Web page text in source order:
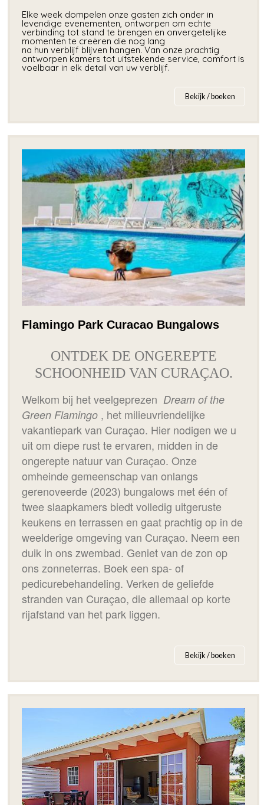
Elke week dompelen onze gasten zich onder in
levendige evenementen, ontworpen om echte
verbinding tot stand te brengen en onvergetelijke
momenten te creëren die nog lang
na hun verblijf blijven hangen. Van onze prachtig
ontworpen kamers tot uitstekende service, comfort is
voelbaar in elk detail van uw verblijf.
Bekijk / boeken
Flamingo Park Curacao Bungalows
ONTDEK DE ONGEREPTE
SCHOONHEID VAN CURAÇAO.
Welkom bij het veelgeprezenDream of the
Green Flamingo , het milieuvriendelijke
vakantiepark van Curaçao. Hier nodigen we u
uit om diepe rust te ervaren, midden in de
ongerepte natuur van Curaçao. Onze
omheinde gemeenschap van onlangs
gerenoveerde (2023) bungalows met één of
twee slaapkamers biedt volledig uitgeruste
keukens en terrassen en gaat prachtig op in de
weelderige omgeving van Curaçao. Neem een ​​
duik in ons zwembad. Geniet van de zon op
ons zonneterras. Boek een spa- of
pedicurebehandeling. Verken de geliefde
stranden van Curaçao, die allemaal op korte
rijafstand van het park liggen.
Bekijk / boeken